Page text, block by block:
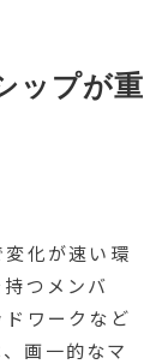
ップが重
化が速い環
つメンバ
ワークなど
画一的なマ